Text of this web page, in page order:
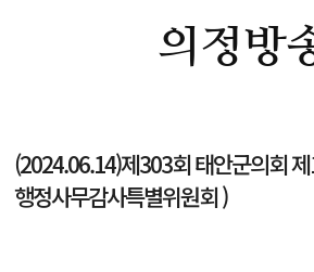
의정방
(2024.06.14)제303회 태안군의회
행정사무감사특별위원회 )